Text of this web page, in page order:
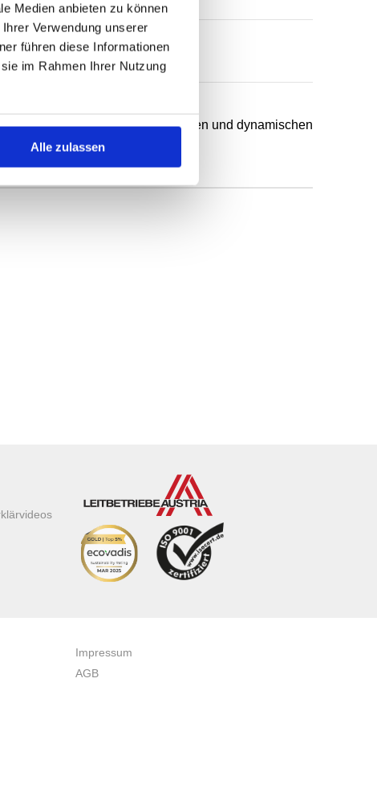
Medien anbieten zu können
Verwendung unserer
führen diese Informationen
im Rahmen Ihrer Nutzung
Alle zulassen
Anwendungsfälle in statischen und dynamischen
Impressum
AGB